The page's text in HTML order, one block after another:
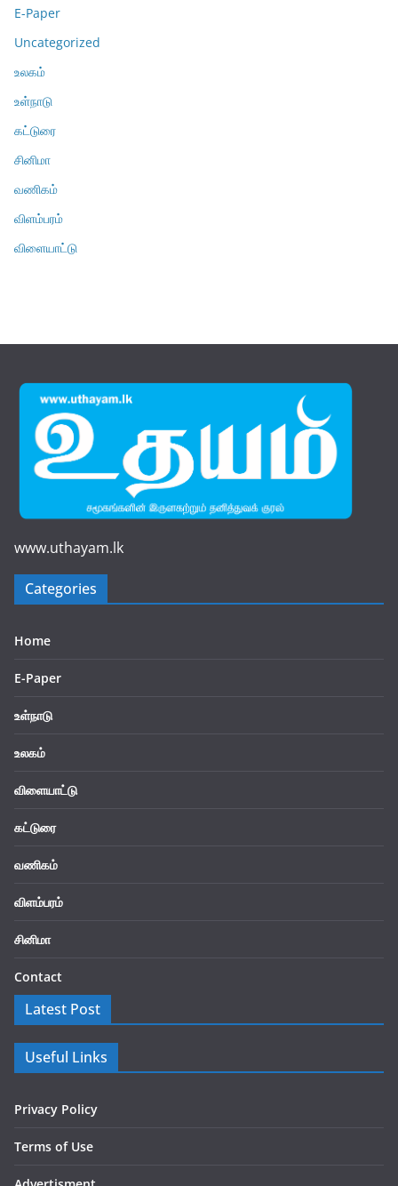
E-Paper
Uncategorized
உலகம்
உள்நாடு
கட்டுரை
சினிமா
வணிகம்
விளம்பரம்
விளையாட்டு
www.uthayam.lk
Categories
Home
E-Paper
உள்நாடு
உலகம்
விளையாட்டு
கட்டுரை
வணிகம்
விளம்பரம்
சினிமா
Contact
Latest Post
Useful Links
Privacy Policy
Terms of Use